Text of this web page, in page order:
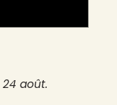
août.